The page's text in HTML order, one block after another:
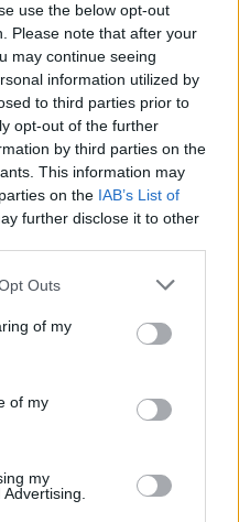
use the below opt-out
Please note that after your
may continue seeing
information utilized by
to third parties prior to
opt-out of the further
by third parties on the
This information may
on the IAB’s List of
further disclose it to other
Outs
of my
of my
my
στο
hot νέα.
Celebrities
στο νέο
και στο Instagram